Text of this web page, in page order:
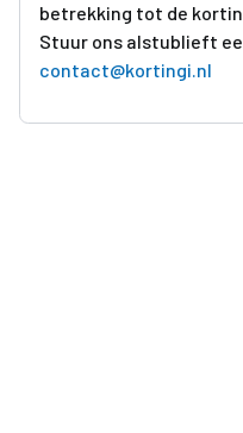
betrekking tot de
Stuur ons alstublieft
contact@kortingi.nl